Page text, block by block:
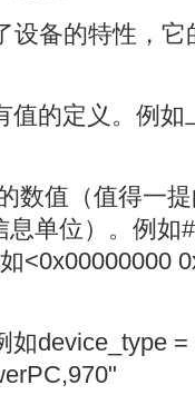
设备的特性，
值的定义。例
数值（值得一
息单位）。例如
<0x00000000
如device_type